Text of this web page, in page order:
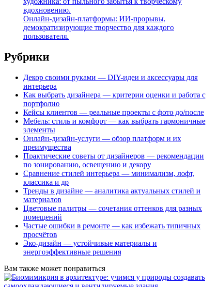
вдохновению.
Онлайн-дизайн-платформы: ИИ-прорывы,
демократизирующие творчество для каждого
пользователя.
Рубрики
Декор своими руками — DIY-идеи и аксессуары для
интерьера
Как выбрать дизайнера — критерии оценки и работа с
портфолио
Кейсы клиентов — реальные проекты с фото до/после
Мебель: стиль и комфорт — как выбрать гармоничные
элементы
Онлайн-дизайн-услуги — обзор платформ и их
преимущества
Практические советы от дизайнеров — рекомендации
по зонированию, освещению и декору
Сравнение стилей интерьера — минимализм, лофт,
классика и др
Тренды в дизайне — аналитика актуальных стилей и
материалов
Цветовые палитры — сочетания оттенков для разных
помещений
Частые ошибки в ремонте — как избежать типичных
просчётов
Эко-дизайн — устойчивые материалы и
энергоэффективные решения
Вам также может понравиться